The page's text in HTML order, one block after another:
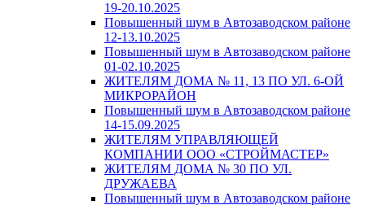
19-20.10.2025
Повышенный шум в Автозаводском районе
12-13.10.2025
Повышенный шум в Автозаводском районе
01-02.10.2025
ЖИТЕЛЯМ ДОМА № 11, 13 ПО УЛ. 6-ОЙ
МИКРОРАЙОН
Повышенный шум в Автозаводском районе
14-15.09.2025
ЖИТЕЛЯМ УПРАВЛЯЮЩЕЙ
КОМПАНИИ ООО «СТРОЙМАСТЕР»
ЖИТЕЛЯМ ДОМА № 30 ПО УЛ.
ДРУЖАЕВА
Повышенный шум в Автозаводском районе